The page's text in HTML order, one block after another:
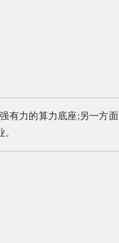
有力的算力底座;另一方